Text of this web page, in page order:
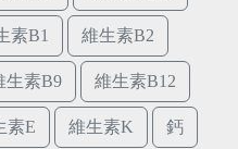
素B1 維生素B2
生素B9 維生素B12
素E 維生素K 鈣